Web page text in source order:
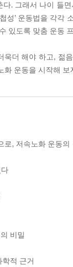
. 그래서 나이 들
성’ 운동법을 각각
있도록 맞춤 운동
욱더 해야 하고, 젊
화 운동을 시작해 보
로, 저속노화 운동의
비밀
적 근거